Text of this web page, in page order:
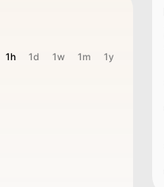
1h 1d 1w 1m 1y